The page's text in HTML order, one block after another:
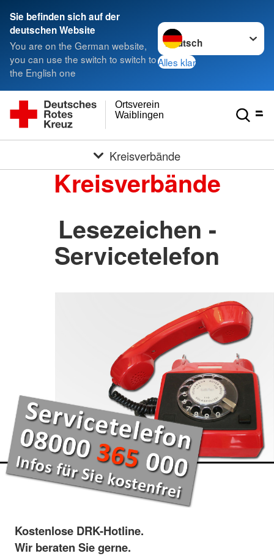
Sie befinden sich auf der
deutschen Website
You are on the German website,
you can use the switch to switch to
the English one
Sprache wechseln zu
Alles klar
Waiblingen
Ortsverein
Kreisverbände
Kreisverbände
Lesezeichen -
Servicetelefon
Kostenlose DRK-Hotline.
Wir beraten Sie gerne.